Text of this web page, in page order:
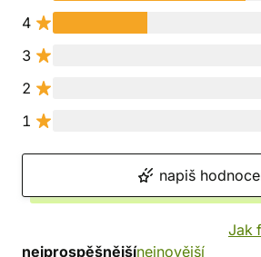
4
3
2
1
napiš
Jak
nejprospěšnějšínejnovější